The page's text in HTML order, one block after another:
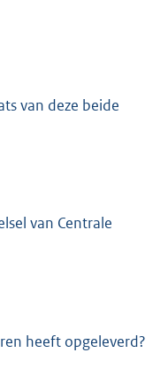
van deze beide
van Centrale
heeft opgeleverd?